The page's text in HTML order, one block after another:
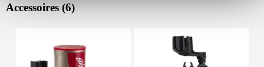
Accessoires (6)